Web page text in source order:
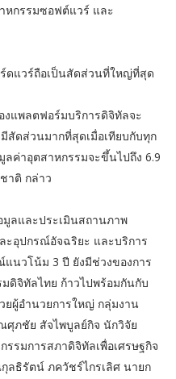
หกรรมซอฟต์แวร์ และ
ดแวร์ถือเป็นสัดส่วนที่ใหญ่ที่สุด
งแพลตฟอร์มบริการดิจิทัลจะ
สัดส่วนมากที่สุดเมื่อเทียบกับทุก
ค่าอุตสาหกรรมจะขึ้นไปถึง 6.9
าติ กล่าว
ลและประเมินสถานภาพ
ะอุปกรณ์อัจฉริยะ และบริการ
นวโน้ม 3 ปี ยังมีช่วงของการ
ดิจิทัลไทย ก้าวไปพร้อมกันกับ
ยผู้อำนวยการใหญ่ กลุ่มงาน
ภชัย สัจไพบูลย์กิจ นักวิจัย
รมการสภาดิจิทัลเพื่อเศรษฐกิจ
ลธิรัตน์ ภควัชร์ไกรเลิศ นายก